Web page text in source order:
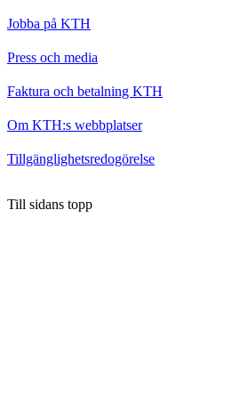
Jobba på KTH
Press och media
Faktura och betalning KTH
Om KTH:s webbplatser
Tillgänglighetsredogörelse
Till sidans topp